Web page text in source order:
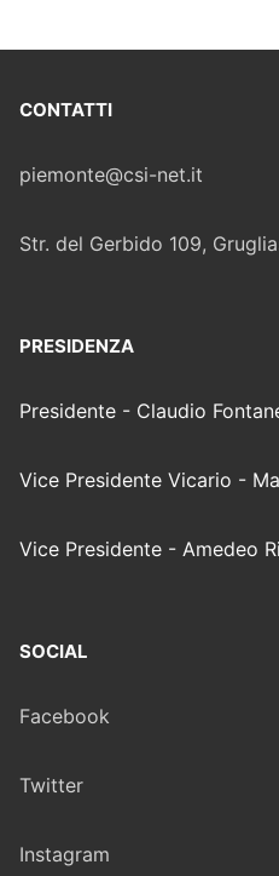
CONTATTI
piemonte@csi-net.it
Str. del Gerbido 109,
PRESIDENZA
Presidente - Claudio
Vice Presidente Vicario -
Vice Presidente - Amedeo
SOCIAL
Facebook
Twitter
Instagram